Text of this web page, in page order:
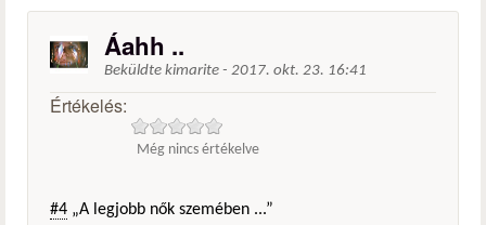
Áahh ..
Beküldte kimarite - 2017. okt. 23. 16:41
Értékelés:
Még nincs értékelve
#4 „A legjobb nők szemében ...”